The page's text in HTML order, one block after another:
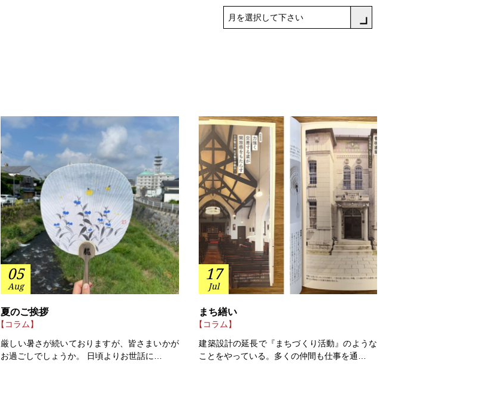
月を選択して下さい
05
Aug
夏のご挨拶
【コラム】
厳しい暑さが続いておりますが、皆さまいかが
お過ごしでしょうか。 日頃よりお世話に…
17
Jul
まち繕い
【コラム】
建築設計の延長で『まちづくり活動』のような
ことをやっている。多くの仲間も仕事を通…